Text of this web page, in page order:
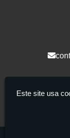
Rua
Este site usa